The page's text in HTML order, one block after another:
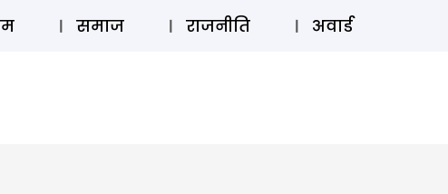
स्टोरी लॉग इन ⚲ SUBSCRIBE
समाज राजनीति अवार्ड